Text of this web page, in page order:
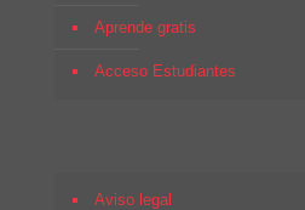
Aprende gratis
Acceso Estudiantes
Aviso legal